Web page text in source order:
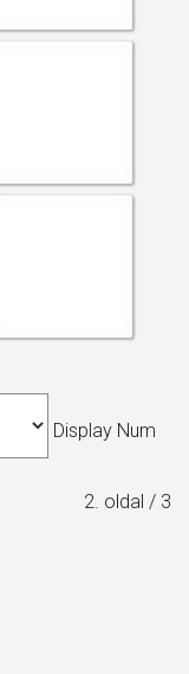
Display Num
2. oldal / 3